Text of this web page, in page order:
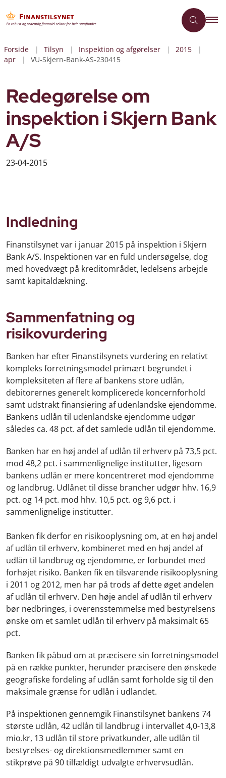
Forside Tilsyn Inspektion og afgørelser
2015
apr
VU-Skjern-Bank-AS-230415
Redegørelse om
inspektion i Skjern Bank
A/S
23-04-2015
Indledning
Finanstilsynet var i januar 2015 på inspektion i Skjern
Bank A/S. Inspektionen var en fuld undersøgelse, dog
med hovedvægt på kreditområdet, ledelsens arbejde
samt kapitaldækning.
Sammenfatning og
risikovurdering
Banken har efter Finanstilsynets vurdering en relativt
kompleks forretningsmodel primært begrundet i
kompleksiteten af flere af bankens store udlån,
debitorernes generelt komplicerede koncernforhold
samt udstrakt finansiering af udenlandske ejendomme.
Bankens udlån til udenlandske ejendomme udgør
således ca. 48 pct. af det samlede udlån til ejendomme.
Banken har en høj andel af udlån til erhverv på 73,5 pct.
mod 48,2 pct. i sammenlignelige institutter, ligesom
bankens udlån er mere koncentreret mod ejendomme
og landbrug. Udlånet til disse brancher udgør hhv. 16,9
pct. og 14 pct. mod hhv. 10,5 pct. og 9,6 pct. i
sammenlignelige institutter.
Banken fik derfor en risikooplysning om, at en høj andel
af udlån til erhverv, kombineret med en høj andel af
udlån til landbrug og ejendomme, er forbundet med
forhøjet risiko. Banken fik en tilsvarende risikooplysning
i 2011 og 2012, men har på trods af dette øget andelen
af udlån til erhverv. Den høje andel af udlån til erhverv
bør nedbringes, i overensstemmelse med bestyrelsens
ønske om et samlet udlån til erhverv på maksimalt 65
pct.
Banken fik påbud om at præcisere sin forretningsmodel
på en række punkter, herunder præcisere den ønskede
geografiske fordeling af udlån samt forholde sig til den
maksimale grænse for udlån i udlandet.
På inspektionen gennemgik Finanstilsynet bankens 74
største udlån, 42 udlån til landbrug i intervallet 4,0-13,8
mio.kr, 13 udlån til store privatkunder, alle udlån til
bestyrelses- og direktionsmedlemmer samt en
stikprøve på 90 tilfældigt udvalgte erhvervsudlån.